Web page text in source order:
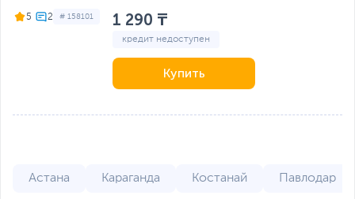
5 # 158101 1 290 ₸
кредит недоступен
Купить
Астана Караганда Костанай Павлодар